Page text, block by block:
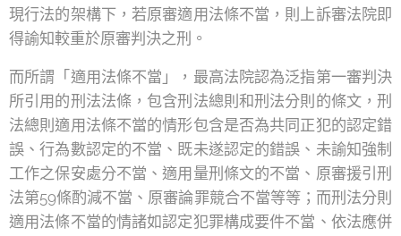
現行法的架構下，若原審適用法條不當，則上訴審法院即
得諭知較重於原審判決之刑。
而所謂「適用法條不當」，最高法院認為泛指第一審判決
所引用的刑法法條，包含刑法總則和刑法分則的條文，刑
法總則適用法條不當的情形包含是否為共同正犯的認定錯
誤、行為數認定的不當、既未遂認定的錯誤、未諭知強制
工作之保安處分不當、適用量刑條文的不當、原審援引刑
法第59條酌減不當、原審論罪競合不當等等；而刑法分則
適用法條不當的情諸如認定犯罪構成要件不當、依法應併